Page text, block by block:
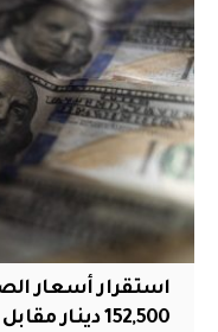
استقرار أسعار
152,500 دينار مقابل 100 دولار